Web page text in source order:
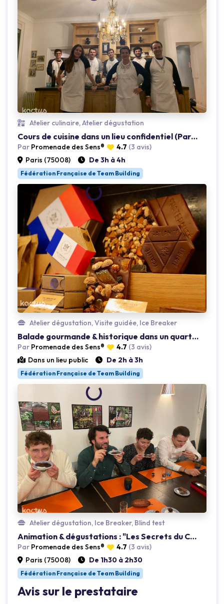
Atelier culinaire, Atelier dégustation
Cours de cuisine dans un lieu confidentiel (Paris 8)
Par Promenade des Sens® 4.7 (3 avis)
Paris (75008)
De 3h à 4h
Fédération Française de Team Building
Loading...
Atelier dégustation, Visite guidée, Ice Breaker
Balade gourmande & historique dans un quartier parisien
Par Promenade des Sens® 4.7 (3 avis)
Dans un lieu public
De 2h à 3h
Fédération Française de Team Building
Loading...
Atelier dégustation, Ice Breaker, Blind test
Animation & dégustations : "Les Secrets du Chocolat" au 101
Par Promenade des Sens® 4.7 (3 avis)
Paris (75008)
De 1h30 à 2h30
Fédération Française de Team Building
Avis sur le prestataire